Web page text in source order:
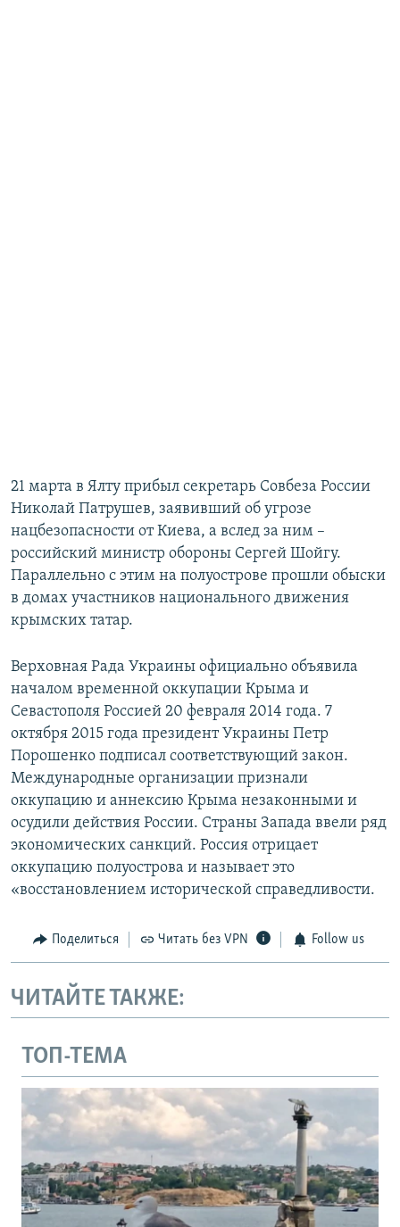
21 марта в Ялту прибыл секретарь Совбеза России
Николай Патрушев, заявивший об угрозе
нацбезопасности от Киева, а вслед за ним –
российский министр обороны Сергей Шойгу.
Параллельно с этим на полуострове прошли обыски
в домах участников национального движения
крымских татар.
Верховная Рада Украины официально объявила
началом временной оккупации Крыма и
Севастополя Россией 20 февраля 2014 года. 7
октября 2015 года президент Украины Петр
Порошенко подписал соответствующий закон.
Международные организации признали
оккупацию и аннексию Крыма незаконными и
осудили действия России. Страны Запада ввели ряд
экономических санкций. Россия отрицает
оккупацию полуострова и называет это
«восстановлением исторической справедливости.
Поделиться Читать без VPN Follow us
ЧИТАЙТЕ ТАКЖЕ:
ТОП-ТЕМА